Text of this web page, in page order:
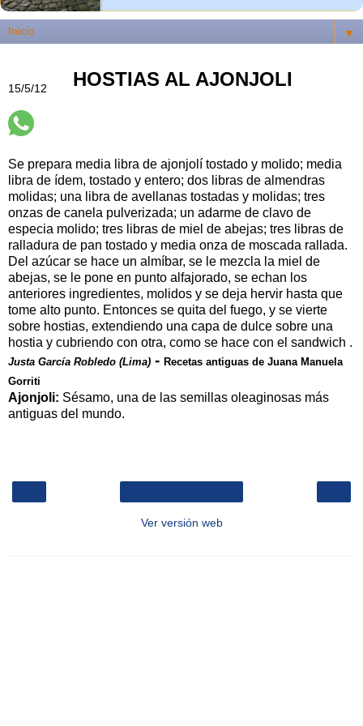
▼
15/5/12 HOSTIAS AL AJONJOLI
Se prepara media libra de ajonjolí tostado y molido; media
libra de ídem, tostado y entero; dos libras de almendras
molidas; una libra de avellanas tostadas y molidas; tres
onzas de canela pulverizada; un adarme de clavo de
especia molido; tres libras de miel de abejas; tres libras de
ralladura de pan tostado y media onza de moscada rallada.
Del azúcar se hace un almíbar, se le mezcla la miel de
abejas, se le pone en punto alfajorado, se echan los
anteriores ingredientes, molidos y se deja hervir hasta que
tome alto punto. Entonces se quita del fuego, y se vierte
sobre hostias, extendiendo una capa de dulce sobre una
hostia y cubriendo con otra, como se hace con el sandwich .
Justa García Robledo (Lima) - Recetas antiguas de Juana Manuela
Gorriti
Ajonjoli: Sésamo, una de las semillas oleaginosas más
antiguas del mundo.
Ver versión web